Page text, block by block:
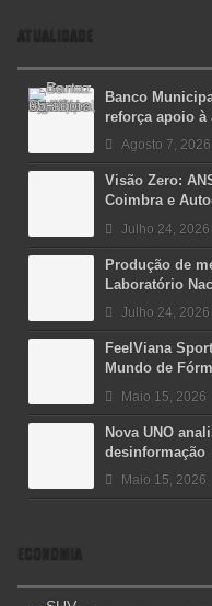
ATUALIDADE
Banco
reforça apoio
Agosto 7, 2026
Visão Zero:
Coimbra e
Julho 24, 2026
Produção de
Laboratório
Julho 24, 2026
FeelViana
Mundo de
Maio 15, 2026
Nova UNO
desinformação
Maio 15, 2026
ECONOMIA